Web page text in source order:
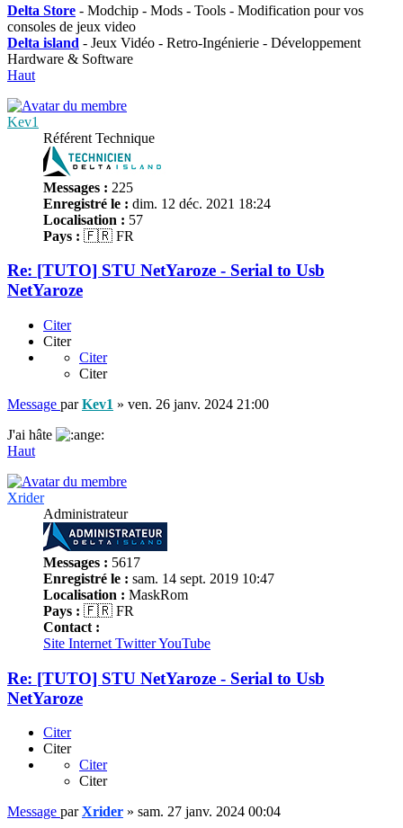
Delta Store - Modchip - Mods - Tools - Modification pour vos
consoles de jeux video
Delta island - Jeux Vidéo - Retro-Ingénierie - Développement
Hardware & Software
Haut
Kev1
Référent Technique
Messages : 225
Enregistré le : dim. 12 déc. 2021 18:24
Localisation : 57
Pays : 🇫🇷 FR
Re: [TUTO] STU NetYaroze - Serial to Usb
NetYaroze
Citer
Citer
Citer
Citer
Message parKev1 » ven. 26 janv. 2024 21:00
J'ai hâte
Haut
Xrider
Administrateur
Messages : 5617
Enregistré le : sam. 14 sept. 2019 10:47
Localisation : MaskRom
Pays : 🇫🇷 FR
Contact :
Site Internet TwitterYouTube
Re: [TUTO] STU NetYaroze - Serial to Usb
NetYaroze
Citer
Citer
Citer
Citer
Message parXrider » sam. 27 janv. 2024 00:04